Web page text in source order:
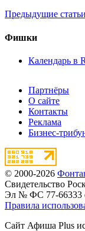
Предыдущие статьи
Фишки
Календарь в
Партнёры
О сайте
Контакты
Реклама
Бизнес-
© 2000-2026
Свидетельство
Эл № ФС 77-66333
Правила
Сайт Афиша Plus